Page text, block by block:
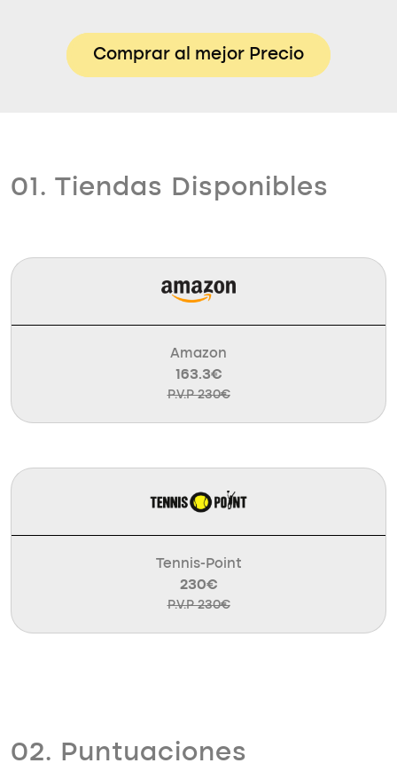
Comprar al mejor Precio
01. Tiendas Disponibles
Amazon
163.3€
P.V.P 230€
Tennis-Point
230€
P.V.P 230€
02. Puntuaciones